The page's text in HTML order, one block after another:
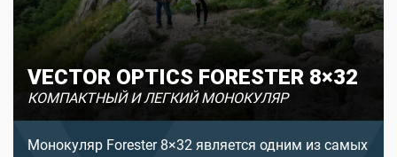
Монокуляр Forester 8×32 является одним из самых
VECTOR OPTICS FORESTER 8×32
КОМПАКТНЫЙ И ЛЕГКИЙ МОНОКУЛЯР